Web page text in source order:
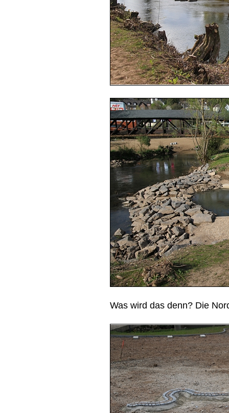
Was wird das denn? Die